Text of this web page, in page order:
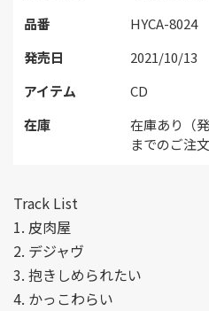
品番
HYCA-8024
発売日
2021/10/13
アイテム
CD
在庫
在庫あり（
までのご注
Track List
1. 皮肉屋
2. デジャヴ
3. 抱きしめられたい
4. かっこわらい